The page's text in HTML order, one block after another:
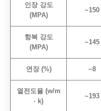
인장 강도
(MPA)
~150
항복 강도
(MPA)
~145
연장 (%) ~8
열전도율 (w/m
· k)
~193